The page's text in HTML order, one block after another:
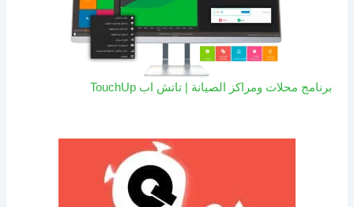
برنامج محلات ومراكز الصيانة | تاتش اب TouchUp